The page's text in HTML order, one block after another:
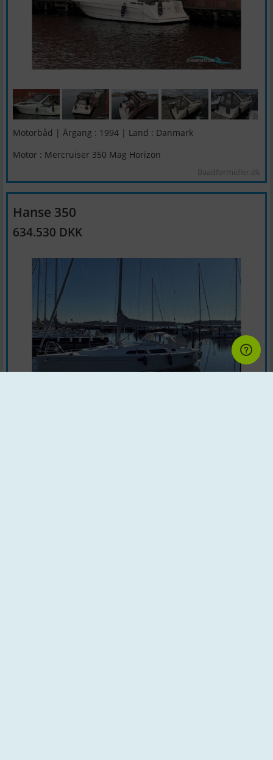
Motorbåd | Årgang : 1994 | Land : Danmark
Motor : Mercruiser 350 Mag Horizon
Baadformidler.dk
Hanse 350
634.530 DKK